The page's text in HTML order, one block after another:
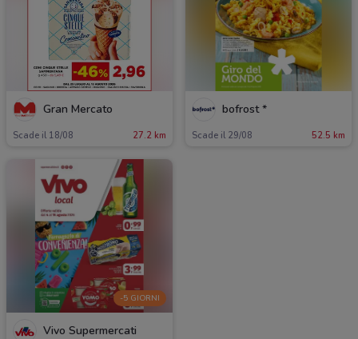
Gran Mercato
Scade il 18/08 27.2 km
bofrost *
Scade il 29/08 52.5 km
-5 GIORNI
Vivo Supermercati